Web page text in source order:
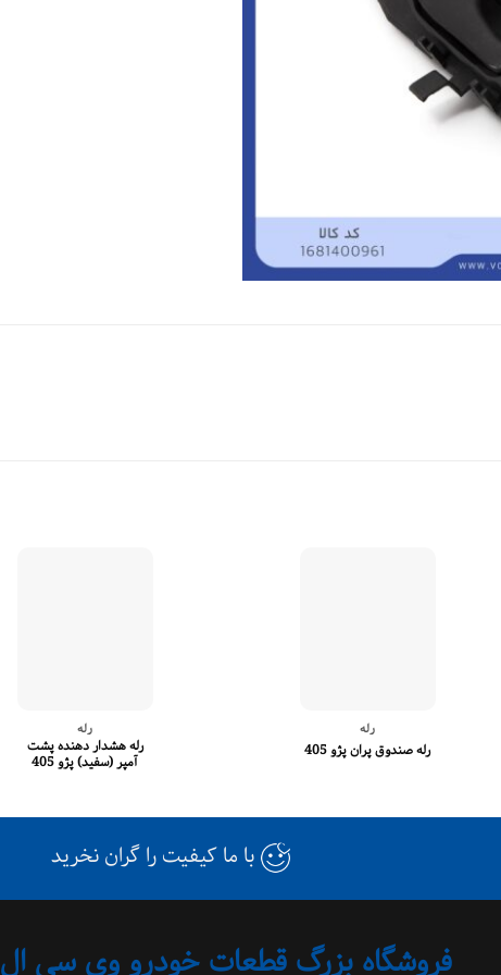
رله
رله صندوق پران پژو 405
رله
رله هشدار دهنده پشت
آمپر (سفید) پژو 405
با ما کیفیت را گران نخرید
فروشگاه بزرگ قطعات خودرو وی سی ال